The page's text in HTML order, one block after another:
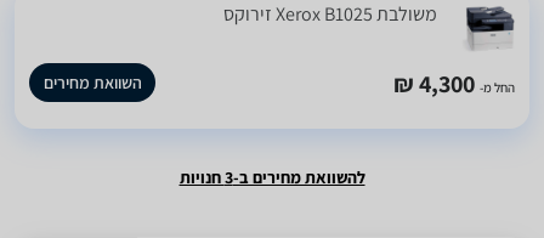
‏משולבת Xerox B1025 זירוקס
החל מ- 4,300 ₪ השוואת מחירים
להשוואת מחירים ב-3 חנויות